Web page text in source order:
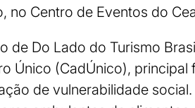
no Centro de Eventos do
de Do Lado do Turismo
Único (CadÚnico),
de vulnerabilidade